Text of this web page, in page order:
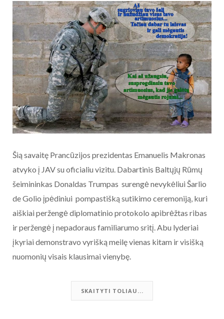
Šią savaitę Prancūzijos prezidentas Emanuelis Makronas
atvyko į JAV su oficialiu vizitu. Dabartinis Baltųjų Rūmų
šeimininkas Donaldas Trumpas surengė nevykėliui Šarlio
de Golio įpėdiniui pompastišką sutikimo ceremoniją, kuri
aiškiai peržengė diplomatinio protokolo apibrėžtas ribas
ir peržengė į nepadoraus familiarumo sritį. Abu lyderiai
įkyriai demonstravo vyrišką meilę vienas kitam ir visišką
nuomonių visais klausimai vienybę.
SKAITYTI TOLIAU...